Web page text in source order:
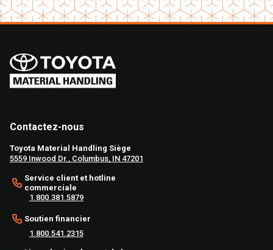
Contactez-nous
Toyota Material Handling Siège
5559 Inwood Dr., Columbus, IN 47201
Service client et hotline
commerciale
1.800.381.5879
Soutien financier
1.800.541.2315